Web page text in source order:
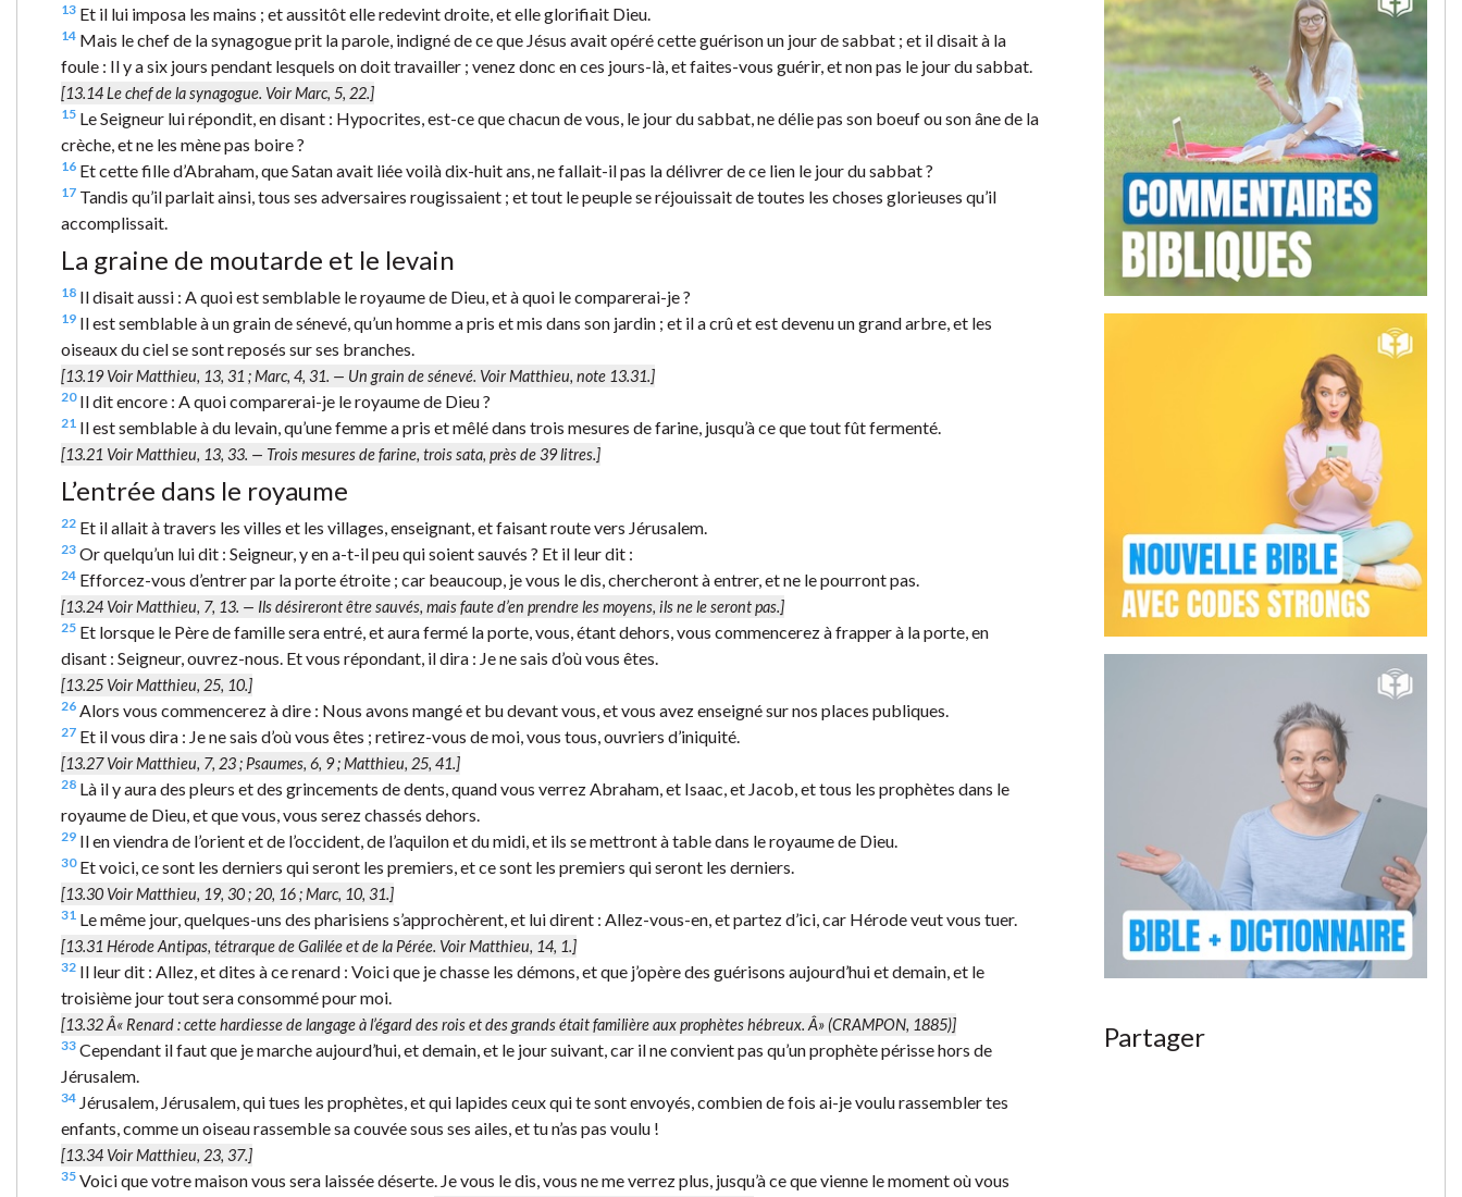
13 Et il lui imposa les mains ; et aussitôt elle redevint droite, et elle glorifiait Dieu.
14 Mais le chef de la synagogue prit la parole, indigné de ce que Jésus avait opéré cette guérison un jour de sabbat ; et il disait à la
foule : Il y a six jours pendant lesquels on doit travailler ; venez donc en ces jours-là, et faites-vous guérir, et non pas le jour du sabbat.
[13.14Le chef de la synagogue. Voir Marc, 5, 22.]
15 Le Seigneur lui répondit, en disant : Hypocrites, est-ce que chacun de vous, le jour du sabbat, ne délie pas son boeuf ou son âne de la
crèche, et ne les mène pas boire ?
16 Et cette fille d’Abraham, que Satan avait liée voilà dix-huit ans, ne fallait-il pas la délivrer de ce lien le jour du sabbat ?
17 Tandis qu’il parlait ainsi, tous ses adversaires rougissaient ; et tout le peuple se réjouissait de toutes les choses glorieuses qu’il
accomplissait.
La graine de moutarde et le levain
18 Il disait aussi : A quoi est semblable le royaume de Dieu, et à quoi le comparerai-je ?
19 Il est semblable à un grain de sénevé, qu’un homme a pris et mis dans son jardin ; et il a crû et est devenu un grand arbre, et les
oiseaux du ciel se sont reposés sur ses branches.
[13.19 Voir Matthieu, 13, 31 ; Marc, 4, 31. — Un grain de sénevé. Voir Matthieu, note 13.31.]
20Il dit encore : A quoi comparerai-je le royaume de Dieu ?
21 Il est semblable à du levain, qu’une femme a pris et mêlé dans trois mesures de farine, jusqu’à ce que tout fût fermenté.
[13.21 Voir Matthieu, 13, 33. — Trois mesures de farine, troissata, près de 39 litres.]
L’entrée dans le royaume
22 Et il allait à travers les villes et les villages, enseignant, et faisant route vers Jérusalem.
23 Or quelqu’un lui dit : Seigneur, y en a-t-il peu qui soient sauvés ? Et il leur dit :
24 Efforcez-vous d’entrer par la porte étroite ; car beaucoup, je vous le dis, chercheront à entrer, et ne le pourront pas.
[13.24 Voir Matthieu, 7, 13. — Ils désireront être sauvés, mais faute d’en prendre les moyens, ils ne le seront pas.]
25 Et lorsque le Père de famille sera entré, et aura fermé la porte, vous, étant dehors, vous commencerez à frapper à la porte, en
disant : Seigneur, ouvrez-nous. Et vous répondant, il dira : Je ne sais d’où vous êtes.
[13.25 Voir Matthieu, 25, 10.]
26 Alors vous commencerez à dire : Nous avons mangé et bu devant vous, et vous avez enseigné sur nos places publiques.
27 Et il vous dira : Je ne sais d’où vous êtes ; retirez-vous de moi, vous tous, ouvriers d’iniquité.
[13.27 Voir Matthieu, 7, 23 ; Psaumes, 6, 9 ; Matthieu, 25, 41.]
28 Là il y aura des pleurs et des grincements de dents, quand vous verrez Abraham, et Isaac, et Jacob, et tous les prophètes dans le
royaume de Dieu, et que vous, vous serez chassés dehors.
29 Il en viendra de l’orient et de l’occident, de l’aquilon et du midi, et ils se mettront à table dans le royaume de Dieu.
30Et voici, ce sont les derniers qui seront les premiers, et ce sont les premiers qui seront les derniers.
[13.30 Voir Matthieu, 19, 30 ; 20, 16 ; Marc, 10, 31.]
31 Le même jour, quelques-uns des pharisiens s’approchèrent, et lui dirent : Allez-vous-en, et partez d’ici, car Hérode veut vous tuer.
[13.31HérodeAntipas, tétrarque de Galilée et de la Pérée. Voir Matthieu, 14, 1.]
32 Il leur dit : Allez, et dites à ce renard : Voici que je chasse les démons, et que j’opère des guérisons aujourd’hui et demain, et le
troisième jour tout sera consommé pour moi.
[13.32 Â«Renard: cette hardiesse de langage à l’égard des rois et des grands était familière aux prophètes hébreux. Â» (CRAMPON, 1885)]
33 Cependant il faut que je marche aujourd’hui, et demain, et le jour suivant, car il ne convient pas qu’un prophète périsse hors de
Jérusalem.
34 Jérusalem, Jérusalem, qui tues les prophètes, et qui lapides ceux qui te sont envoyés, combien de fois ai-je voulu rassembler tes
enfants, comme un oiseau rassemble sa couvée sous ses ailes, et tu n’as pas voulu !
[13.34 Voir Matthieu, 23, 37.]
35 Voici que votre maison vous sera laissée déserte. Je vous le dis, vous ne me verrez plus, jusqu’à ce que vienne le moment où vous
Partager